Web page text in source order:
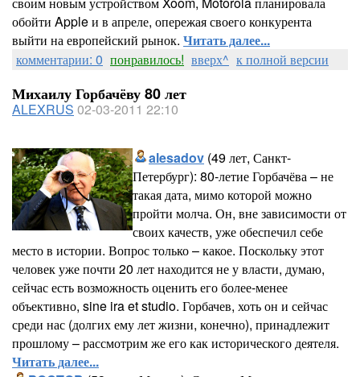
обойти Apple и в апреле, опережая своего конкурента
выйти на европейский рынок. Читать далее...
комментарии: 0 понравилось! вверх^ к полной версии
Михаилу Горбачёву 80 лет
ALEXRUS 02-03-2011 22:10
alesadov (49 лет, Санкт-
Петербург): 80-летие Горбачёва – не
такая дата, мимо которой можно
пройти молча. Он, вне зависимости от
своих качеств, уже обеспечил себе
место в истории. Вопрос только – какое. Поскольку этот
человек уже почти 20 лет находится не у власти, думаю,
сейчас есть возможность оценить его более-менее
объективно, sine ira et studio. Горбачев, хоть он и сейчас
среди нас (долгих ему лет жизни, конечно), принадлежит
прошлому – рассмотрим же его как исторического деятеля.
Читать далее...